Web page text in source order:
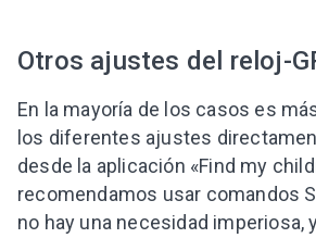
Otros ajustes del reloj-
En la mayoría de los casos es
los diferentes ajustes
desde la aplicación «Find my
recomendamos usar comandos
no hay una necesidad imperiosa,